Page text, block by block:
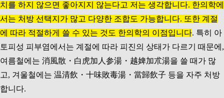
치를 하지 않으면 좋아지지 않는다고 저는 생각합니다. 한의학에
서는 처방 선택지가 많고 다양한 조합도 가능합니다. 또한 계절
에 따라 적절하게 쓸 수 있는 것도 한의학의 이점입니다. 특히 아
토피성 피부염에서는 계절에 따라 피진의 상태가 다르기 때문에,
여름철에는 消風散・白虎加人参湯・越婢加朮湯을 쓸 때가 많
고, 겨울철에는 温清飲・十味敗毒湯・當歸飲子 등을 자주 처방
합니다.